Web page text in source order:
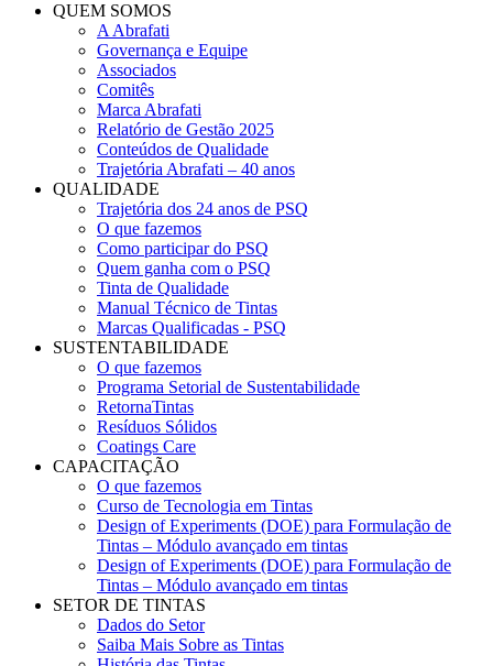
QUEM SOMOS
A Abrafati
Governança e Equipe
Associados
Comitês
Marca Abrafati
Relatório de Gestão 2025
Conteúdos de Qualidade
Trajetória Abrafati – 40 anos
QUALIDADE
Trajetória dos 24 anos de PSQ
O que fazemos
Como participar do PSQ
Quem ganha com o PSQ
Tinta de Qualidade
Manual Técnico de Tintas
Marcas Qualificadas - PSQ
SUSTENTABILIDADE
O que fazemos
Programa Setorial de Sustentabilidade
RetornaTintas
Resíduos Sólidos
Coatings Care
CAPACITAÇÃO
O que fazemos
Curso de Tecnologia em Tintas
Design of Experiments (DOE) para Formulação de
Tintas – Módulo avançado em tintas
Design of Experiments (DOE) para Formulação de
Tintas – Módulo avançado em tintas
SETOR DE TINTAS
Dados do Setor
Saiba Mais Sobre as Tintas